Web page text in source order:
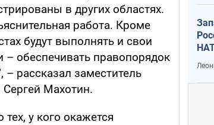
в других областях.
работа. Кроме
будут выполнять и свои
обеспечивать правопорядок
рассказал заместитель
Махотин.
у кого окажется